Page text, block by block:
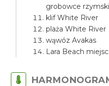
grobowce
klif White River
plaża White River
wąwóz Avakas
Lara Beach